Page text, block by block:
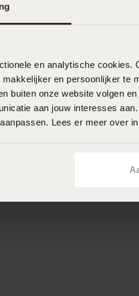
en analytische
en persoonlijker te
buiten onze website volgen
aan jouw interesses
Lees er meer over